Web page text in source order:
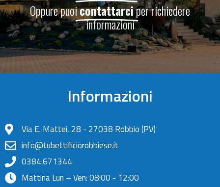
Oppure puoicontattarciper richiedere
informazioni
Informazioni
Via E. Mattei, 28 - 27038 Robbio (PV)
info@tubettificiorobbiese.it
0384.671344
Mattina Lun – Ven: 08:00 - 12:00